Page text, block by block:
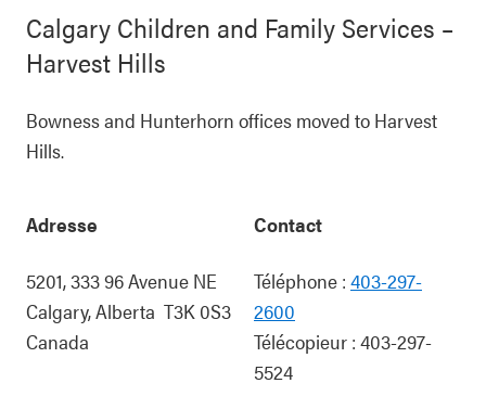
Calgary Children and Family Services –
Harvest Hills
Bowness and Hunterhorn offices moved to Harvest
Hills.
Adresse
5201, 333 96 Avenue NE
Calgary,Alberta T3K 0S3
Canada
Contact
Téléphone : 403-297-
2600
Télécopieur : 403-297-
5524